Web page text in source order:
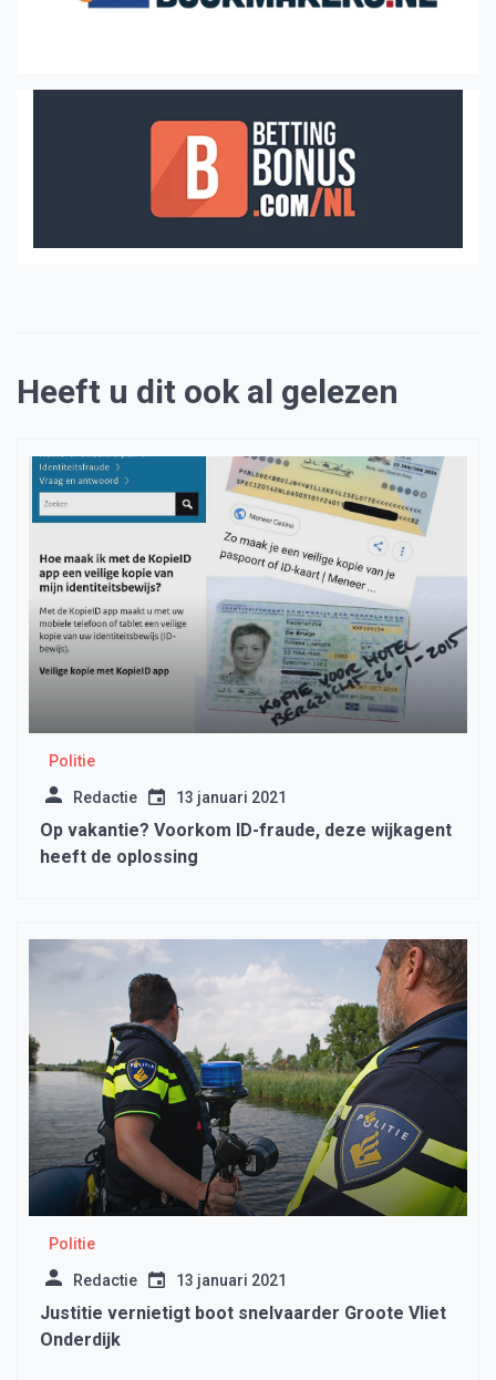
Heeft u dit ook al gelezen
Politie
Redactie 13 januari 2021
Op vakantie? Voorkom ID-fraude, deze wijkagent
heeft de oplossing
Politie
Redactie 13 januari 2021
Justitie vernietigt boot snelvaarder Groote Vliet
Onderdijk